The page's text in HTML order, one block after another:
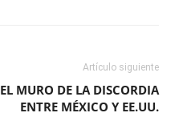
Artículo siguiente
EL MURO DE LA DISCORDIA
ENTRE MÉXICO Y EE.UU.